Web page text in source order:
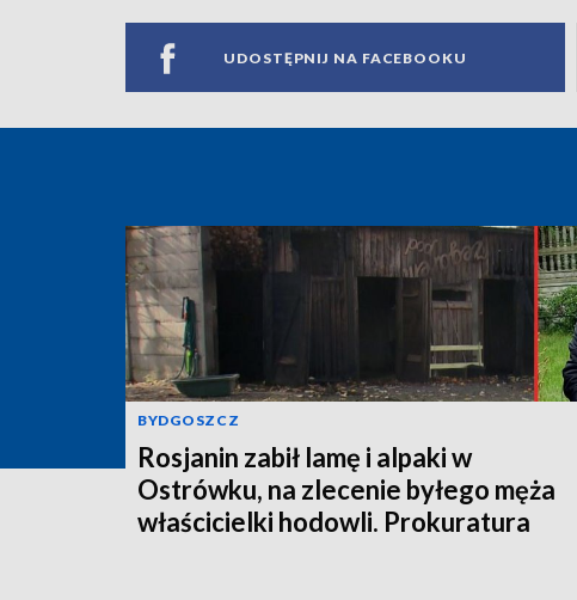
UDOSTĘPNIJ NA FACEBOOKU
BYDGOSZCZ
Rosjanin zabił lamę i alpaki w
Ostrówku, na zlecenie byłego męża
właścicielki hodowli. Prokuratura